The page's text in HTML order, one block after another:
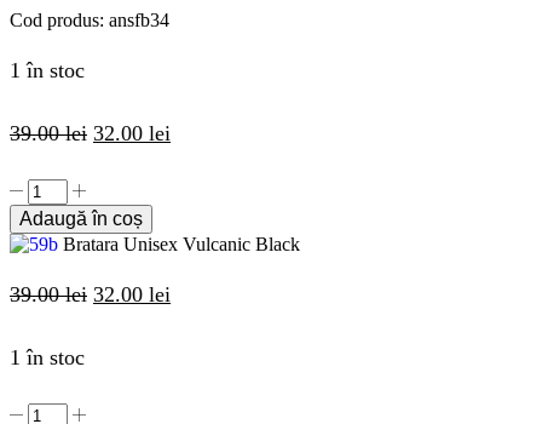
Cod produs: ansfb34
1 în stoc
39.00lei 32.00 lei
Adaugă în coș
Bratara Unisex Vulcanic Black
39.00lei 32.00 lei
1 în stoc